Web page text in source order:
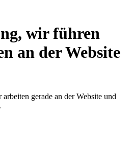
wir führen
an der Website
gerade an der Website und